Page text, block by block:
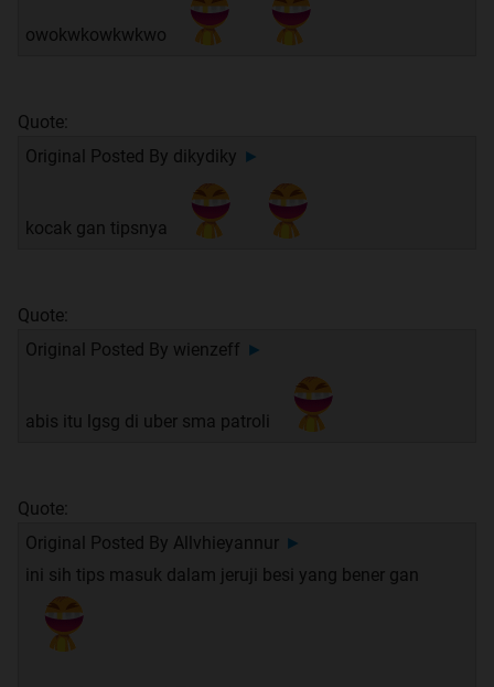
owokwkowkwkwo
Quote:
Original Posted By dikydiky ►
kocak gan tipsnya
Quote:
Original Posted By wienzeff ►
abis itu lgsg di uber sma patroli
Quote:
Original Posted By Allvhieyannur ►
ini sih tips masuk dalam jeruji besi yang bener gan